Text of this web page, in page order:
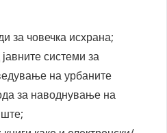
за човечка исхрана;
системи за
на урбаните
за наводнување на